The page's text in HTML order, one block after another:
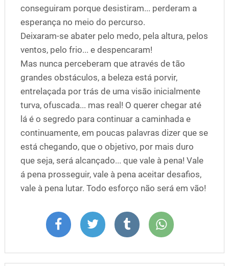
conseguiram porque desistiram... perderam a
esperança no meio do percurso.
Deixaram-se abater pelo medo, pela altura, pelos
ventos, pelo frio... e despencaram!
Mas nunca perceberam que através de tão
grandes obstáculos, a beleza está porvir,
entrelaçada por trás de uma visão inicialmente
turva, ofuscada... mas real! O querer chegar até
lá é o segredo para continuar a caminhada e
continuamente, em poucas palavras dizer que se
está chegando, que o objetivo, por mais duro
que seja, será alcançado... que vale à pena! Vale
á pena prosseguir, vale à pena aceitar desafios,
vale à pena lutar. Todo esforço não será em vão!